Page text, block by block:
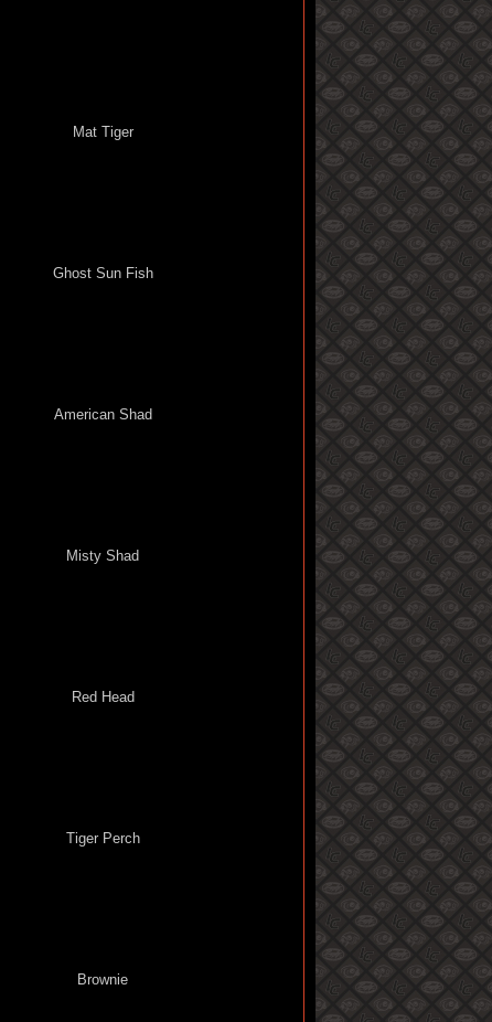
Mat Tiger
Ghost Sun Fish
American Shad
Misty Shad
Red Head
Tiger Perch
Brownie